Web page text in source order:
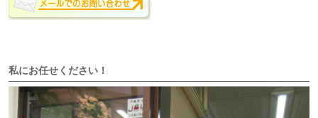
私にお任せください！